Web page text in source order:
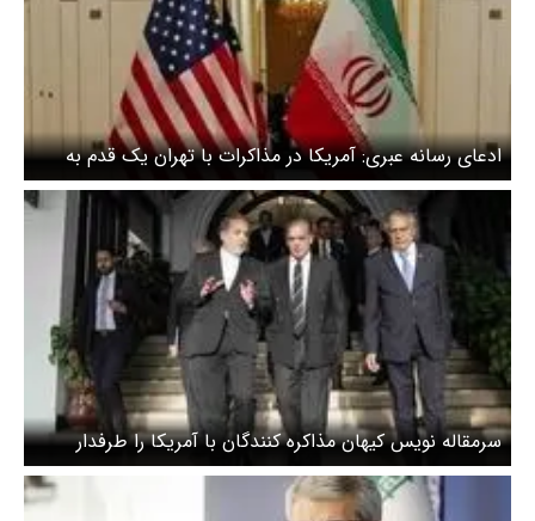
ادعای رسانه عبری: آمریکا در مذاکرات با تهران یک قدم به
جلو برداشته است
سرمقاله نویس کیهان مذاکره کنندگان با آمریکا را طرفدار
«پذیرش سلطه بدون مقاومت» دانست